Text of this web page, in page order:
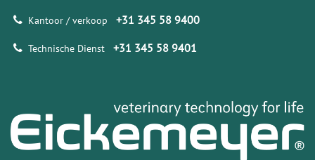
Kantoor / verkoop +31 345 58 9400
Technische Dienst +31 345 58 9401